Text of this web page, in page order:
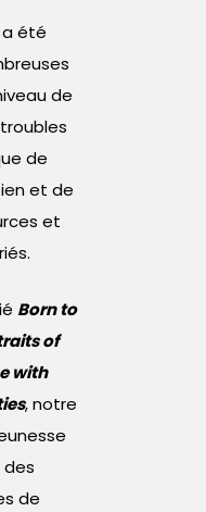
a été
de
de
et de
et
Born to
of
with
, notre
de